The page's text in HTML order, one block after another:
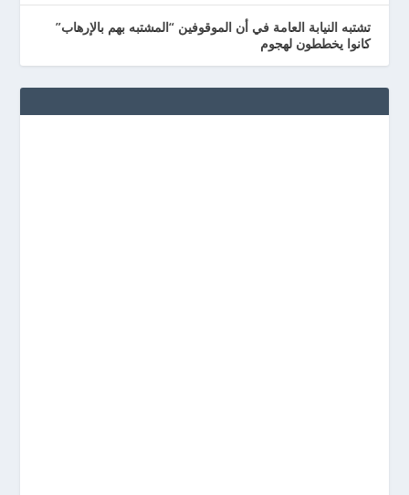
تشتبه النيابة العامة في أن الموقوفين “المشتبه بهم بالإرهاب”
كانوا يخططون لهجوم